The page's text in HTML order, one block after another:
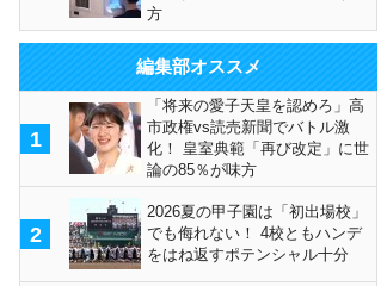
方
編集部オススメ
1
「将来の愛子天皇を認めろ」高
市政権vs読売新聞でバトル激
化！ 皇室典範「再び改定」に世
論の85％が味方
2
2026夏の甲子園は「初出場校」
でも侮れない！ 4校ともハンデ
をはね返すポテンシャル十分